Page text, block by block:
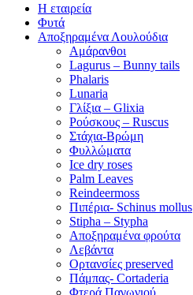
Η εταιρεία
Φυτά
Αποξηραμένα Λουλούδια
Αμάρανθοι
Lagurus – Bunny tails
Phalaris
Lunaria
Γλίξια – Glixia
Ρούσκους – Ruscus
Στάχια-Βρώμη
Φυλλώματα
Ice dry roses
Palm Leaves
Reindeermoss
Πιπέρια- Schinus mollus
Stipha – Stypha
Αποξηραμένα φρούτα
Λεβάντα
Ορτανσίες preserved
Πάμπας- Cortaderia
Φτερά Παγωνιού